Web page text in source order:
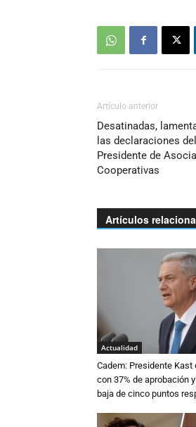
Artículo anterior
Desatinadas,
las declaraciones
Presidente de
Cooperativas
Artículos
Actualidad
Cadem: Presidente Kast
con 37% de aprobación
baja de cinco puntos